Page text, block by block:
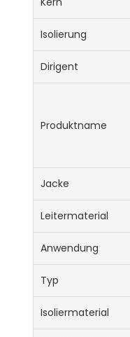
Isolierung
Dirigent
Produktname
Jacke
Leitermaterial
Anwendung
Typ
Isoliermaterial